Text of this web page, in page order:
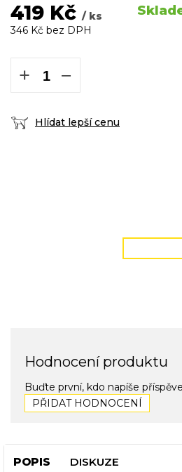
419 Kč / ks
346 Kč bez DPH
+ −
Hlídat lepší cenu
Hodnocení produktu
Buďte první, kdo napíše
PŘIDAT HODNOCENÍ
POPIS DISKUZE